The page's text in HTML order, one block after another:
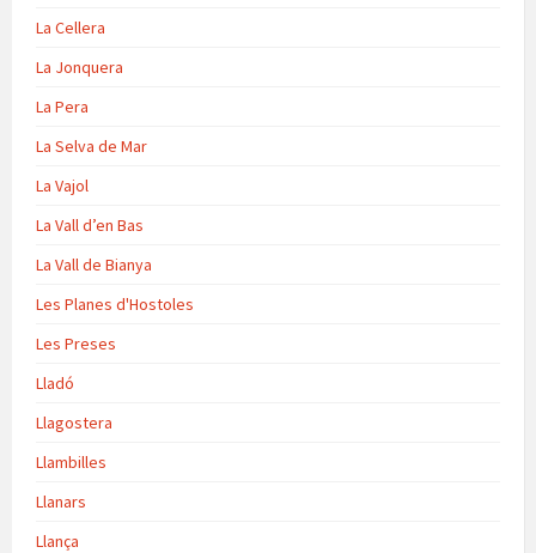
La Cellera
La Jonquera
La Pera
La Selva de Mar
La Vajol
La Vall d’en Bas
La Vall de Bianya
Les Planes d'Hostoles
Les Preses
Lladó
Llagostera
Llambilles
Llanars
Llança